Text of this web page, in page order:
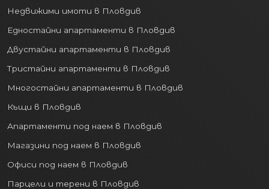
Недвижими имоти в Пловдив
Едностайни апартаменти в Пловдив
Двустайни апартаменти в Пловдив
Тристайни апартаменти в Пловдив
Многостайни апартаменти в Пловдив
Къщи в Пловдив
Апартаменти под наем в Пловдив
Магазини под наем в Пловдив
Офиси под наем в Пловдив
Парцели и терени в Пловдив